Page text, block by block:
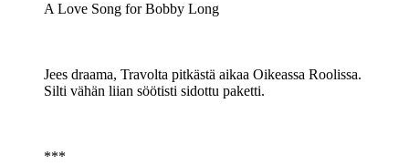
A Love Song for Bobby Long
Jees draama, Travolta pitkästä aikaa Oikeassa Roolissa.
Silti vähän liian söötisti sidottu paketti.
***